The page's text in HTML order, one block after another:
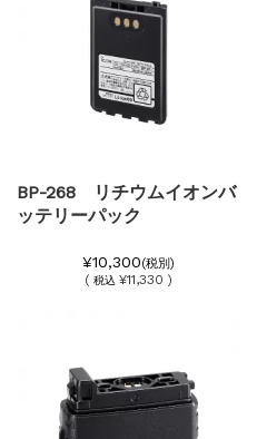
BP-268 リチウムイオンバ
ッテリーパック
¥10,300(税別)
( 税込 ¥11,330 )